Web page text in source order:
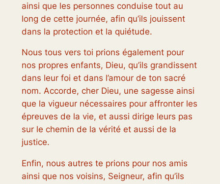
ainsi que les personnes conduise tout au
long de cette journée, afin qu’ils jouissent
dans la protection et la quiétude.
Nous tous vers toi prions également pour
nos propres enfants, Dieu, qu’ils grandissent
dans leur foi et dans l’amour de ton sacré
nom. Accorde, cher Dieu, une sagesse ainsi
que la vigueur nécessaires pour affronter les
épreuves de la vie, et aussi dirige leurs pas
sur le chemin de la vérité et aussi de la
justice.
Enfin, nous autres te prions pour nos amis
ainsi que nos voisins, Seigneur, afin qu’ils